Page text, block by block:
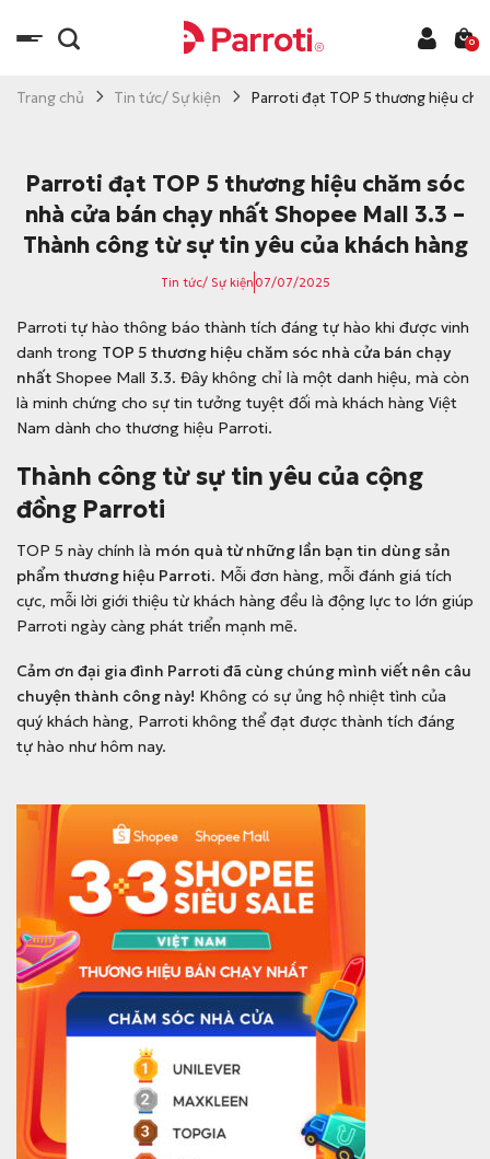
0
Trang chủ Tin tức/ Sự kiện Parroti đạt TOP 5 thương hiệu
Parroti đạt TOP 5 thương hiệu chăm sóc
nhà cửa bán chạy nhất Shopee Mall 3.3 –
Thành công từ sự tin yêu của khách hàng
Tin tức/ Sự kiện 07/07/2025
Parroti tự hào thông báo thành tích đáng tự hào khi được vinh
danh trong TOP 5 thương hiệu chăm sóc nhà cửa bán chạy
nhất Shopee Mall 3.3. Đây không chỉ là một danh hiệu, mà còn
là minh chứng cho sự tin tưởng tuyệt đối mà khách hàng Việt
Nam dành cho thương hiệu Parroti.
Thành công từ sự tin yêu của cộng
đồng Parroti
TOP 5 này chính là món quà từ những lần bạn tin dùng sản
phẩm thương hiệu Parroti. Mỗi đơn hàng, mỗi đánh giá tích
cực, mỗi lời giới thiệu từ khách hàng đều là động lực to lớn giúp
Parroti ngày càng phát triển mạnh mẽ.
Cảm ơn đại gia đình Parroti đã cùng chúng mình viết nên câu
chuyện thành công này! Không có sự ủng hộ nhiệt tình của
quý khách hàng, Parroti không thể đạt được thành tích đáng
tự hào như hôm nay.